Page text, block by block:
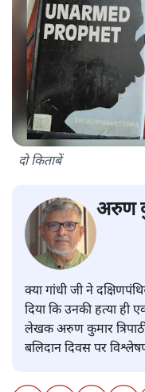
दो किताबें
अरुण
क्या गांधी जी ने
दिया कि उनकी हत्या ही
लेखक अरुण कुमार त्रिपाठी
बलिदान दिवस पर